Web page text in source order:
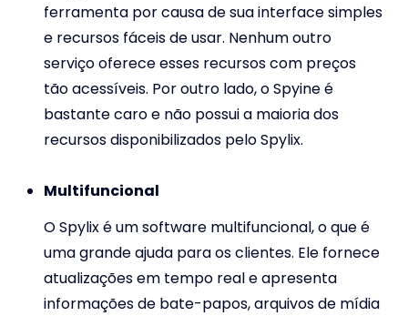
ferramenta por causa de sua interface simples
e recursos fáceis de usar. Nenhum outro
serviço oferece esses recursos com preços
tão acessíveis. Por outro lado, o Spyine é
bastante caro e não possui a maioria dos
recursos disponibilizados pelo Spylix.
Multifuncional
O Spylix é um software multifuncional, o que é
uma grande ajuda para os clientes. Ele fornece
atualizações em tempo real e apresenta
informações de bate-papos, arquivos de mídia